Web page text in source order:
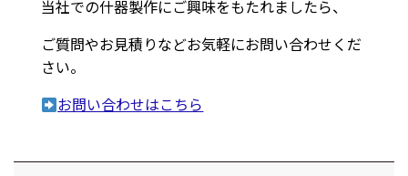
当社での什器製作にご興味をもたれましたら、
ご質問やお見積りなどお気軽にお問い合わせくだ
さい。
お問い合わせはこちら